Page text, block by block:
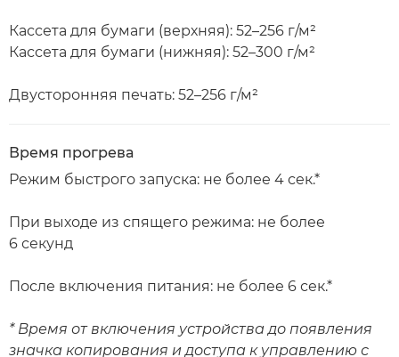
Кассета для бумаги (верхняя): 52–256 г/м²
Кассета для бумаги (нижняя): 52–300 г/м²
Двусторонняя печать: 52–256 г/м²
Время прогрева
Режим быстрого запуска: не более 4 сек.*
При выходе из спящего режима: не более
6 секунд
После включения питания: не более 6 сек.*
* Время от включения устройства до появления
значка копирования и доступа к управлению с